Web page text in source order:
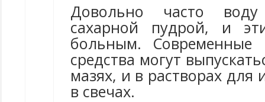
Довольно часто
сахарной пудрой, и
больным. Современные
средства могут
мазях, и в растворах
в свечах.